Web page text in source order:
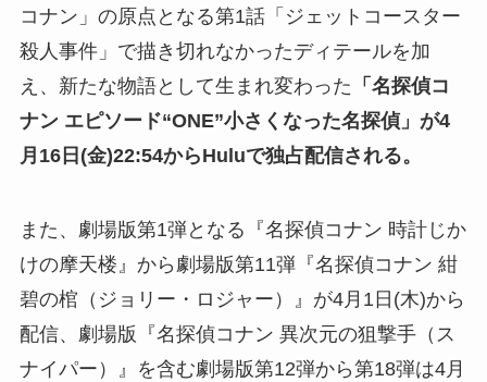
コナン」の原点となる第1話「ジェットコースター
殺人事件」で描き切れなかったディテールを加
え、新たな物語として生まれ変わった 「名探偵コ
ナン エピソード“ONE”小さくなった名探偵」が4
月16日(金)22:54からHuluで独占配信される。
また、劇場版第1弾となる『名探偵コナン 時計じか
けの摩天楼』から劇場版第11弾『名探偵コナン 紺
碧の棺（ジョリー・ロジャー）』が4⽉1⽇(木)から
配信、劇場版『名探偵コナン 異次元の狙撃手（ス
ナイパー）』を含む劇場版第12弾から第18弾は4月